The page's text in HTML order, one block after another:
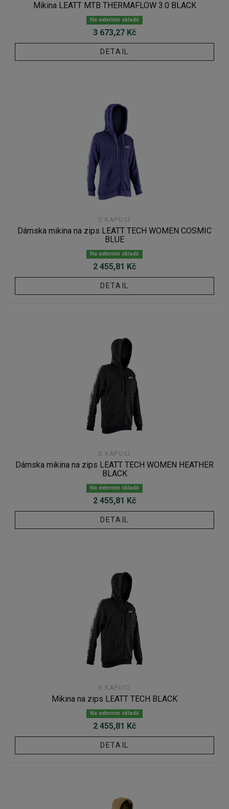
Mikina LEATT MTB THERMAFLOW 3.0 BLACK
Na externím skladě
3 673,27 Kč
DETAIL
S KAPUCÍ
Dámska mikina na zips LEATT TECH WOMEN COSMIC
BLUE
Na externím skladě
2 455,81 Kč
DETAIL
S KAPUCÍ
Dámska mikina na zips LEATT TECH WOMEN HEATHER
BLACK
Na externím skladě
2 455,81 Kč
DETAIL
S KAPUCÍ
Mikina na zips LEATT TECH BLACK
Na externím skladě
2 455,81 Kč
DETAIL